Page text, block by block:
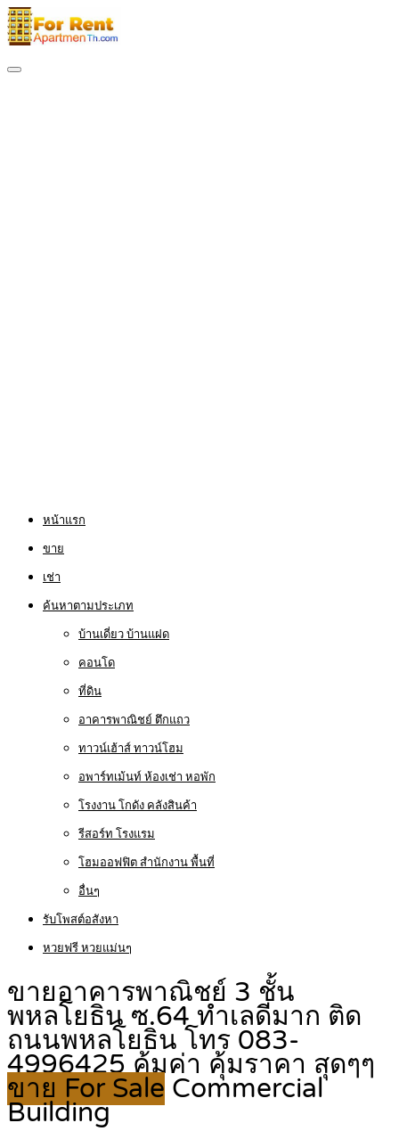
หน้าแรก
ขาย
เช่า
ค้นหาตามประเภท
บ้านเดี่ยว บ้านแฝด
คอนโด
ที่ดิน
อาคารพาณิชย์ ตึกแถว
ทาวน์เฮ้าส์ ทาวน์โฮม
อพาร์ทเม้นท์ ห้องเช่า หอพัก
โรงงาน โกดัง คลังสินค้า
รีสอร์ท โรงแรม
โฮมออฟฟิต สำนักงาน พื้นที่
อื่นๆ
รับโพสต์อสังหา
หวยฟรี หวยแม่นๆ
ขายอาคารพาณิชย์ 3 ชั้น
พหลโยธิน ซ.64 ทำเลดีมาก ติด
ถนนพหลโยธิน โทร 083-
4996425 คุ้มค่า คุ้มราคา สุดๆๆ
ขาย For Sale Commercial
Building